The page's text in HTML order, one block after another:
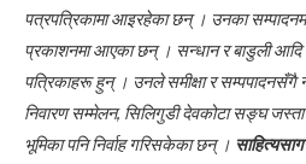
पत्रपत्रिकामा आइरहेका छन् । उनका
प्रकाशनमा आएका छन् । सन्धान र बाडुली
पत्रिकाहरू हुन् । उनले समीक्षा र सम्पपादनसँगै
निवारण सम्मेलन, सिलिगुडी देवकोटा सङ्घ
भूमिका पनि निर्वाह गरिसकेका छन् ।